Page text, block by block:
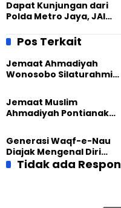
Dapat Kunjungan dari
Polda Metro Jaya, JAI
Doakan Polri
Pos Terkait
Jemaat Ahmadiyah
Wonosobo Silaturahmi
GPdI Eben Haezer
Jemaat Muslim
Ahmadiyah Pontianak
Perkuat Kolaborasi Sosial
Generasi Waqf-e-Nau
Diajak Mengenal Diri
Sebelum Mengubah
Tidak ada Respon